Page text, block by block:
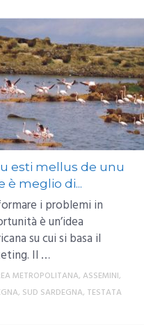
esti mellus de unu
è meglio di...
i problemi in
è un’idea
su cui si basa il
Il …
METROPOLITANA, ASSEMINI,
, SUD SARDEGNA, TESTATA